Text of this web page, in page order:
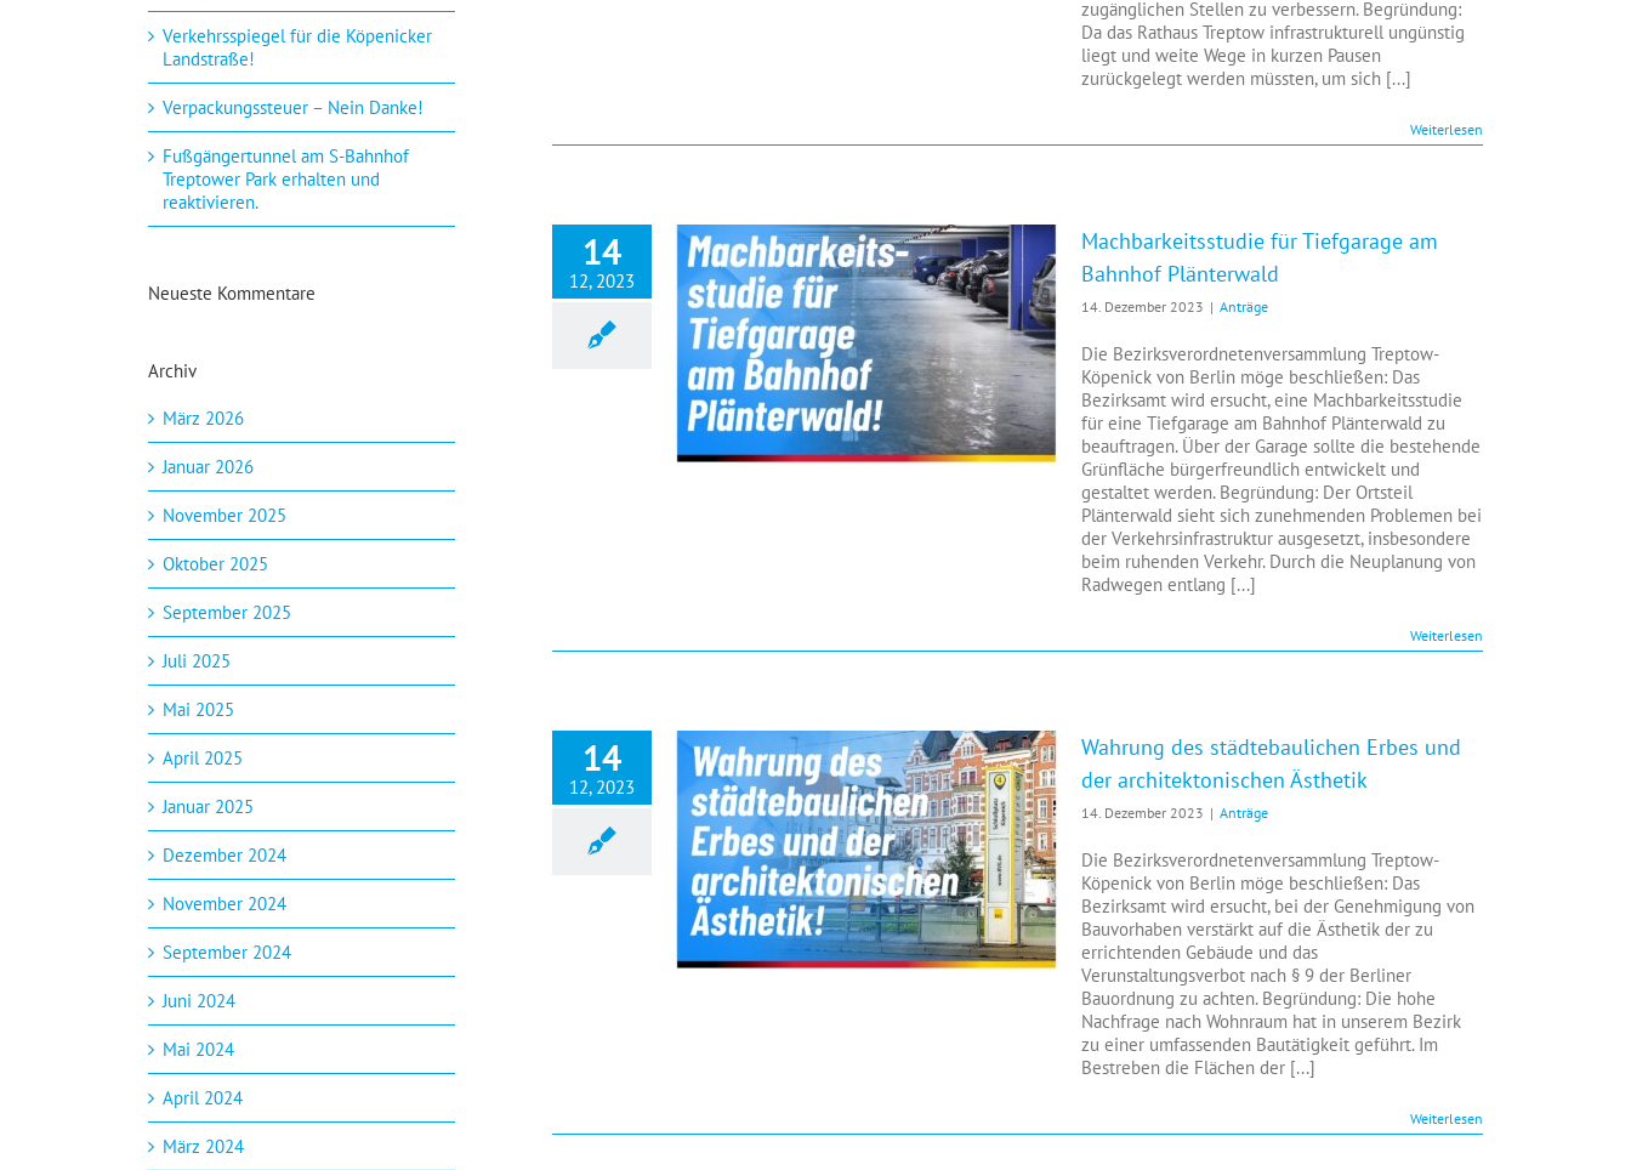
zugänglichen Stellen zu verbessern. Begründung:
Da das Rathaus Treptow infrastrukturell ungünstig
liegt und weite Wege in kurzen Pausen
zurückgelegt werden müssten, um sich [...]
Weiterlesen
14
12, 2023
Machbarkeitsstudie für Tiefgarage am
Bahnhof Plänterwald
14. Dezember 2023 | Anträge
Die Bezirksverordnetenversammlung Treptow-
Köpenick von Berlin möge beschließen: Das
Bezirksamt wird ersucht, eine Machbarkeitsstudie
für eine Tiefgarage am Bahnhof Plänterwald zu
beauftragen. Über der Garage sollte die bestehende
Grünfläche bürgerfreundlich entwickelt und
gestaltet werden. Begründung: Der Ortsteil
Plänterwald sieht sich zunehmenden Problemen bei
der Verkehrsinfrastruktur ausgesetzt, insbesondere
beim ruhenden Verkehr. Durch die Neuplanung von
Radwegen entlang [...]
Weiterlesen
14
12, 2023
Wahrung des städtebaulichen Erbes und
der architektonischen Ästhetik
14. Dezember 2023 | Anträge
Die Bezirksverordnetenversammlung Treptow-
Köpenick von Berlin möge beschließen: Das
Bezirksamt wird ersucht, bei der Genehmigung von
Bauvorhaben verstärkt auf die Ästhetik der zu
errichtenden Gebäude und das
Verunstaltungsverbot nach § 9 der Berliner
Bauordnung zu achten. Begründung: Die hohe
Nachfrage nach Wohnraum hat in unserem Bezirk
zu einer umfassenden Bautätigkeit geführt. Im
Bestreben die Flächen der [...]
Weiterlesen
Verkehrsspiegel für die Köpenicker
Landstraße!
Verpackungssteuer – Nein Danke!
Fußgängertunnel am S-Bahnhof
Treptower Park erhalten und
reaktivieren.
Neueste Kommentare
Archiv
März 2026
Januar 2026
November 2025
Oktober 2025
September 2025
Juli 2025
Mai 2025
April 2025
Januar 2025
Dezember 2024
November 2024
September 2024
Juni 2024
Mai 2024
April 2024
März 2024